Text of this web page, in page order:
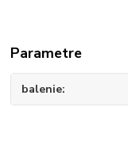
Parametre
balenie